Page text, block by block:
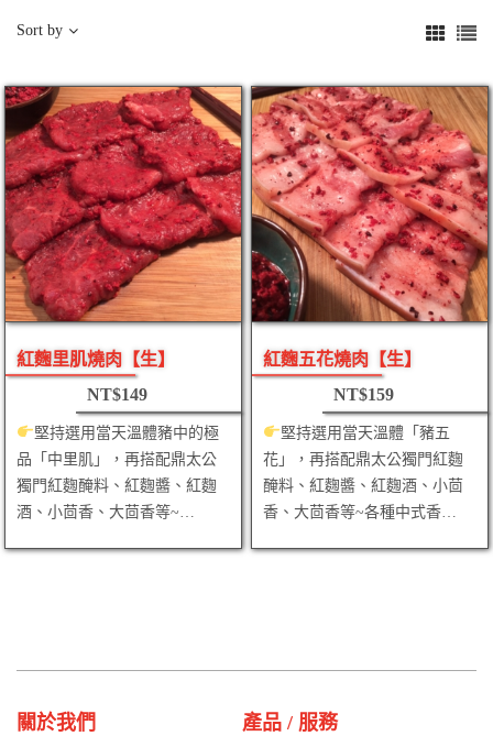
Sort by
紅麴里肌燒肉【生】
NT$149
堅持選用當天溫體豬中的極
品「中里肌」，再搭配鼎太公
獨門紅麴醃料、紅麴醬、紅麴
酒、小茴香、大茴香等~…
紅麴五花燒肉【生】
NT$159
堅持選用當天溫體「豬五
花」，再搭配鼎太公獨門紅麴
醃料、紅麴醬、紅麴酒、小茴
香、大茴香等~各種中式香…
關於我們 產品 / 服務